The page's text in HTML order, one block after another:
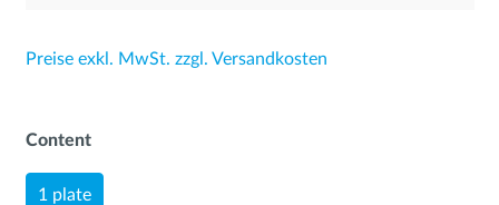
Preise exkl. MwSt. zzgl. Versandkosten
Content
1 plate